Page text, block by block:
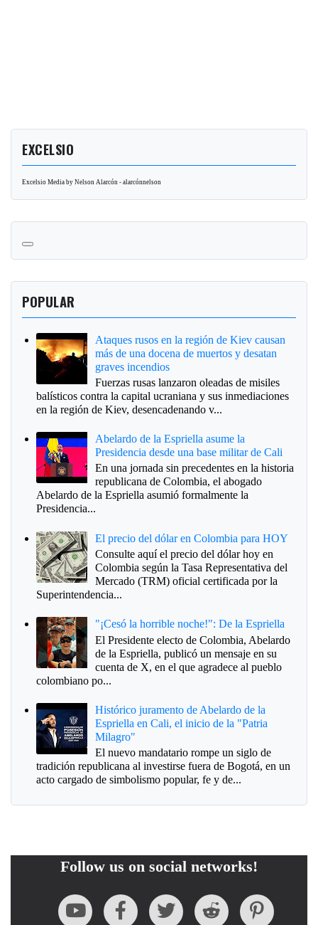
EXCELSIO
Excelsio Media by Nelson Alarcón - alarcónnelson
POPULAR
Ataques rusos en la región de Kiev causan
más de una docena de muertos y desatan
graves incendios
Fuerzas rusas lanzaron oleadas de misiles
balísticos contra la capital ucraniana y sus inmediaciones
en la región de Kiev, desencadenando v...
Abelardo de la Espriella asume la
Presidencia desde una base militar de Cali
En una jornada sin precedentes en la historia
republicana de Colombia, el abogado
Abelardo de la Espriella asumió formalmente la
Presidencia...
El precio del dólar en Colombia para HOY
Consulte aquí el precio del dólar hoy en
Colombia según la Tasa Representativa del
Mercado (TRM) oficial certificada por la
Superintendencia...
"¡Cesó la horrible noche!": De la Espriella
El Presidente electo de Colombia, Abelardo
de la Espriella, publicó un mensaje en su
cuenta de X, en el que agradece al pueblo
colombiano po...
Histórico juramento de Abelardo de la
Espriella en Cali, el inicio de la "Patria
Milagro"
El nuevo mandatario rompe un siglo de
tradición republicana al investirse fuera de Bogotá, en un
acto cargado de simbolismo popular, fe y de...
Follow us on social networks!